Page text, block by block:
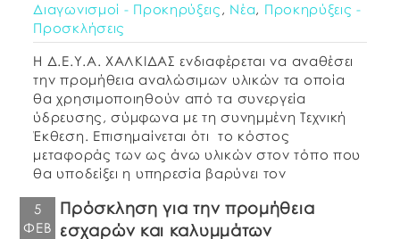
Διαγωνισμοί - Προκηρύξεις , Νέα, Προκηρύξεις -
Προσκλήσεις
Η Δ.Ε.Υ.Α. ΧΑΛΚΙΔΑΣ ενδιαφέρεται να αναθέσει
την προμήθεια αναλώσιμων υλικών τα οποία
θα χρησιμοποιηθούν από τα συνεργεία
ύδρευσης, σύμφωνα με τη συνημμένη Τεχνική
Έκθεση. Επισημαίνεται ότι το κόστος
μεταφοράς των ως άνω υλικών στον τόπο που
θα υποδείξει η υπηρεσία βαρύνει τον
συμφερότερη προσφορά βάσει χαμηλότερης
τιμής ανά είδος. Σε […]
5
ΦΕΒ
Πρόσκληση για την προμήθεια
εσχαρών και καλυμμάτων